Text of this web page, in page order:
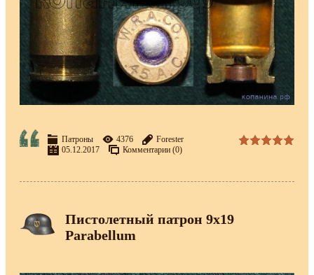
Патроны 4376
Forester
05.12.2017
Комментарии (0)
Пистолетный патрон 9х19
Parabellum